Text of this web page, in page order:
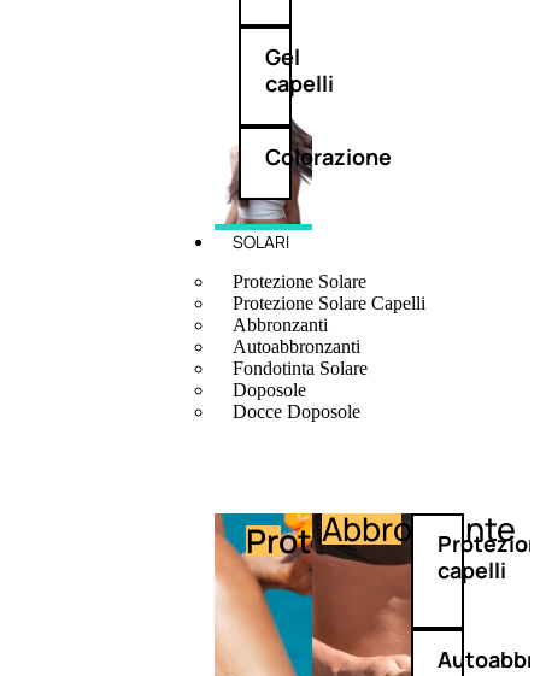
Gel
capelli
Colorazione
SOLARI
Protezione Solare
Protezione Solare Capelli
Abbronzanti
Autoabbronzanti
Fondotinta Solare
Doposole
Docce Doposole
Protezione
Abbronzante
capelli